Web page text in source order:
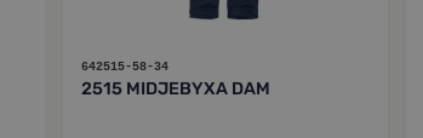
642515-58-34
2515 MIDJEBYXA DAM